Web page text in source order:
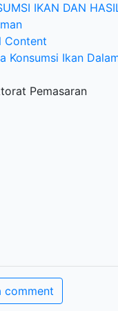
IKAN DAN
Content
Konsumsi Ikan
Pemasaran
comment